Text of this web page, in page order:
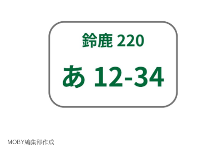
MOBY編集部作成